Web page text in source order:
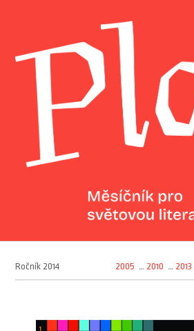
Ročník 2014 2005 … 2010 … 2013